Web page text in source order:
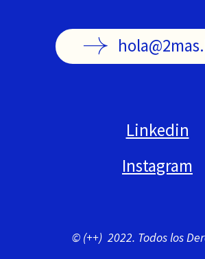
Linkedin
Instagram
© (++) 2022. Todos los